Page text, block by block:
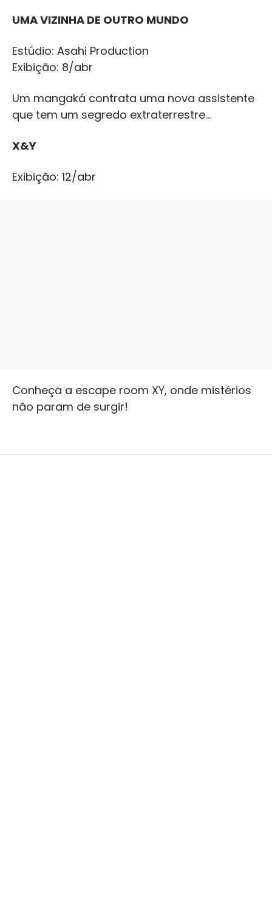
UMA VIZINHA DE OUTRO MUNDO
Estúdio: Asahi Production
Exibição: 8/abr
Um mangaká contrata uma nova assistente
que tem um segredo extraterrestre…
X&Y
Exibição: 12/abr
Conheça a escape room XY, onde mistérios
não param de surgir!